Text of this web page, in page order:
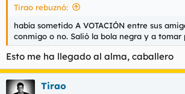
Tirao rebuznó:
había sometido A VOTACIÓN entre sus
conmigo o no. Salió la bola negra y a tomar
Esto me ha llegado al alma, caballero
Tirao